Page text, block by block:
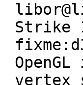
Strike
vertex